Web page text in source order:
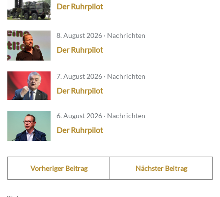
Der Ruhrpilot
8. August 2026 · Nachrichten
Der Ruhrpilot
7. August 2026 · Nachrichten
Der Ruhrpilot
6. August 2026 · Nachrichten
Der Ruhrpilot
Vorheriger Beitrag Nächster Beitrag